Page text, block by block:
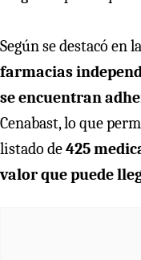
Según se destacó en
farmacias
se encuentran
Cenabast, lo que
listado de425
valor que puede